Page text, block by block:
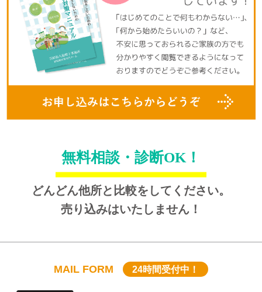
無料相談・診断OK！
どんどん他所と比較をしてください。
売り込みはいたしません！
MAIL FORM 24時間受付中！